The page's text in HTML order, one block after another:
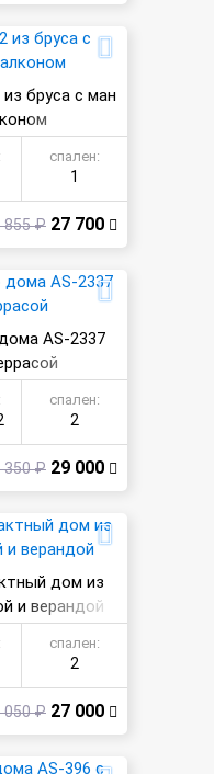
бруса с ман
спален:
1
855 ₽ 27 700
AS-2337
спален:
2
350 ₽ 29 000
дом из
и верандой
спален:
2
050 ₽ 27 000